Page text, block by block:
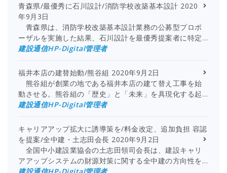
青森県/最優秀に石川設計/消防学校改築基本設計 2020
年9月3日
青森県は、消防学校改築基本設計業務の公募型プロポ
ーザルを実施した結果、石川設計を最優秀提案者に特定…
建設通信HP-Digital管理者
福井本店の建替始動/熊谷組 2020年9月2日
熊谷組が創業の地である福井本店の建て替え工事を始
動させる。熊谷組の「歴史」と「未来」を具現化する起…
建設通信HP-Digital管理者
キャリアアップ拡大に誘導策を/料金改定、追加負担 容認
を提案/全中建・土志田会長 2020年9月2日
全国中小建設業協会の土志田領司会長は、建設キャリ
アアップシステムの財源対策に関する全中建の方向性を…